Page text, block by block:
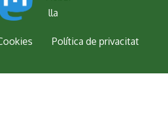
Política de privacitat